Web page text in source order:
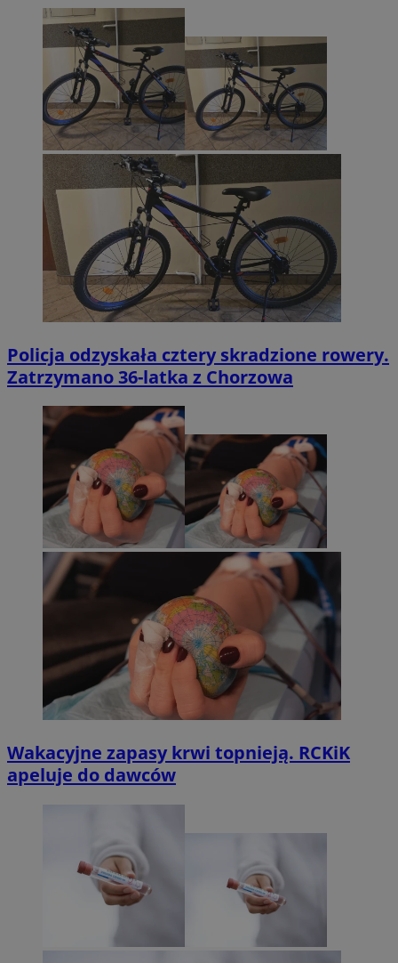
Policja odzyskała cztery skradzione rowery.
Zatrzymano 36-latka z Chorzowa
Wakacyjne zapasy krwi topnieją. RCKiK
apeluje do dawców